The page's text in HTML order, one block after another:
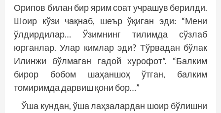
Орипов билан бир ярим соат учрашув берилди.
Шоир кўзи чақнаб, шеър ўқиган эди: “Мени
ўлдирдилар… Ўзимнинг тилимда сўзлаб
юрганлар. Улар кимлар эди? Тўрвадан бўлак
Илинжи бўлмаган гадой хурофот”. “Балким
бирор бобом шаҳаншоҳ ўтган, балким
томиримда дарвиш қони бор…”
Ўша кундан, ўша лаҳзалардан шоир бўлишни